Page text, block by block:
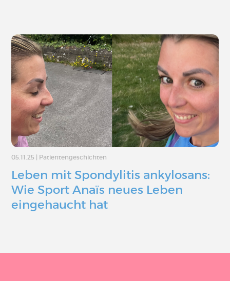
05.11.25 Patientengeschichten
Leben mit Spondylitis ankylosans:
Wie Sport Anaïs neues Leben
eingehaucht hat